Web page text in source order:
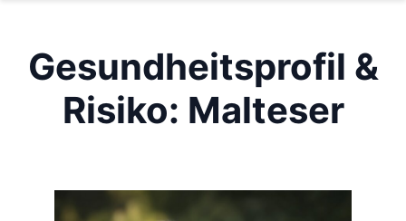
Gesundheitsprofil &
Risiko: Malteser